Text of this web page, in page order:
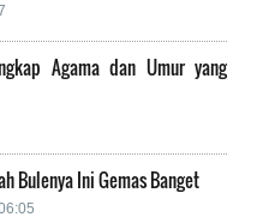
Agama dan Umur yang
Bulenya Ini Gemas Banget